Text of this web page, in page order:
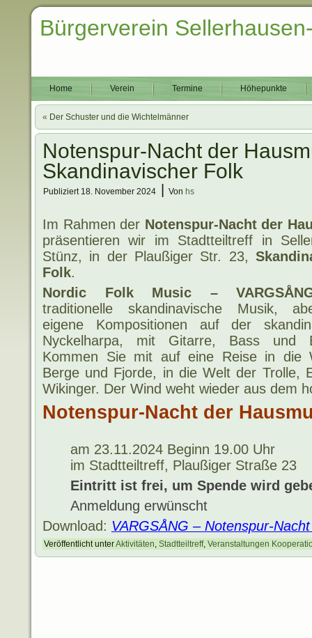
Bürgerverein
Home Verein Termine Höhepunkte
« Der Schuster und die Wichtelmänner
Notenspur-Nacht der
Skandinavischer Folk
Publiziert 18. November 2024 Von hs
.
Im Rahmen der Notenspur-Nacht der
präsentieren wir im Stadtteiltreff in
Stünz, in der Plaußiger Str. 23,
Folk.
Nordic Folk Music –
traditionelle skandinavische Musik,
eigene Kompositionen auf der
Nyckelharpa, mit Gitarre, Bass und
Kommen Sie mit auf eine Reise in die
Berge und Fjorde, in die Welt der Trolle,
Wikinger. Der Wind weht wieder aus dem
Notenspur-Nacht der
.
am 23.11.2024 Beginn 19.00 Uhr
im Stadtteiltreff, Plaußiger Straße 23
Eintritt ist frei, um Spende wird
Anmeldung erwünscht
Download: VARGSÅNG – Notenspur-
Veröffentlicht unterAktivitäten, Stadtteiltreff, Veranstaltungen